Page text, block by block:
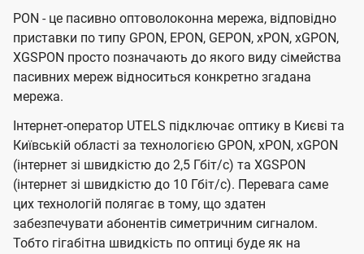
PON - це пасивно оптоволоконна мережа, відповідно
приставки по типу GPON, EPON, GEPON, xPON, xGPON,
XGSPON просто позначають до якого виду сімейства
пасивних мереж відноситься конкретно згадана
мережа.
Інтернет-оператор UTELS підключає оптику в Києві та
Київській області за технологією GPON, xPON, xGPON
(інтернет зі швидкістю до 2,5 Гбіт/с) та XGSPON
(інтернет зі швидкістю до 10 Гбіт/с). Перевага саме
цих технологій полягає в тому, що здатен
забезпечувати абонентів симетричним сигналом.
Тобто гігабітна швидкість по оптиці буде як на